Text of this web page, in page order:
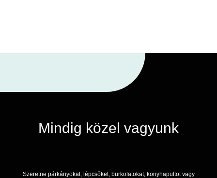
Mindig közel vagyunk
Szeretne párkányokat, lépcsőket, burkolatokat, konyhapultot vagy